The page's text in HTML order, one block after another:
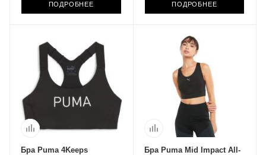
ПОДРОБНЕЕ ПОДРОБНЕЕ
Бра Puma 4Keeps
Бра Puma Mid Impact All-